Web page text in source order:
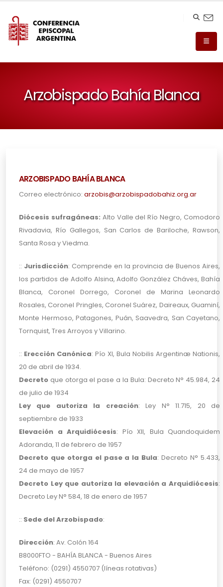
Arzobispado Bahía Blanca
ARZOBISPADO BAHÍA BLANCA
Correo electrónico: arzobis@arzobispadobahiz.org.ar
Diócesis sufragáneas: Alto Valle del Río Negro, Comodoro
Rivadavia, Río Gallegos, San Carlos de Bariloche, Rawson,
Santa Rosa y Viedma.
:: Jurisdicción: Comprende en la provincia de Buenos Aires,
los partidos de Adolfo Alsina, Adolfo González Cháves, Bahía
Blanca, Coronel Dorrego, Coronel de Marina Leonardo
Rosales, Coronel Pringles, Coronel Suárez, Daireaux, Guaminí,
Monte Hermoso, Patagones, Puán, Saavedra, San Cayetano,
Tornquist, Tres Arroyos y Villarino.
:: Erección Canónica: Pío XI, Bula Nobilis Argentinæ Nationis,
20 de abril de 1934.
Decreto que otorga el pase a la Bula: Decreto N° 45.984, 24
de julio de 1934
Ley que autoriza la creación: Ley N° 11.715, 20 de
septiembre de 1933
Elevación a Arquidiócesis: Pío XII, Bula Quandoquidem
Adoranda, 11 de febrero de 1957
Decreto que otorga el pase a la Bula: Decreto N° 5.433,
24 de mayo de 1957
Decreto Ley que autoriza la elevación a Arquidiócesis:
Decreto Ley N° 584, 18 de enero de 1957
:: Sede del Arzobispado:
Dirección: Av. Colón 164
B8000FTO - BAHÍA BLANCA - Buenos Aires
Teléfono: (0291) 4550707 (líneas rotativas)
Fax: (0291) 4550707